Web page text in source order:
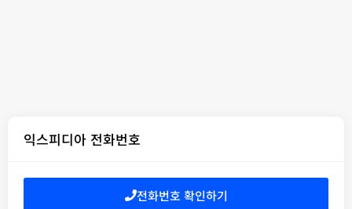
익스피디아 전화번호
전화번호 확인하기